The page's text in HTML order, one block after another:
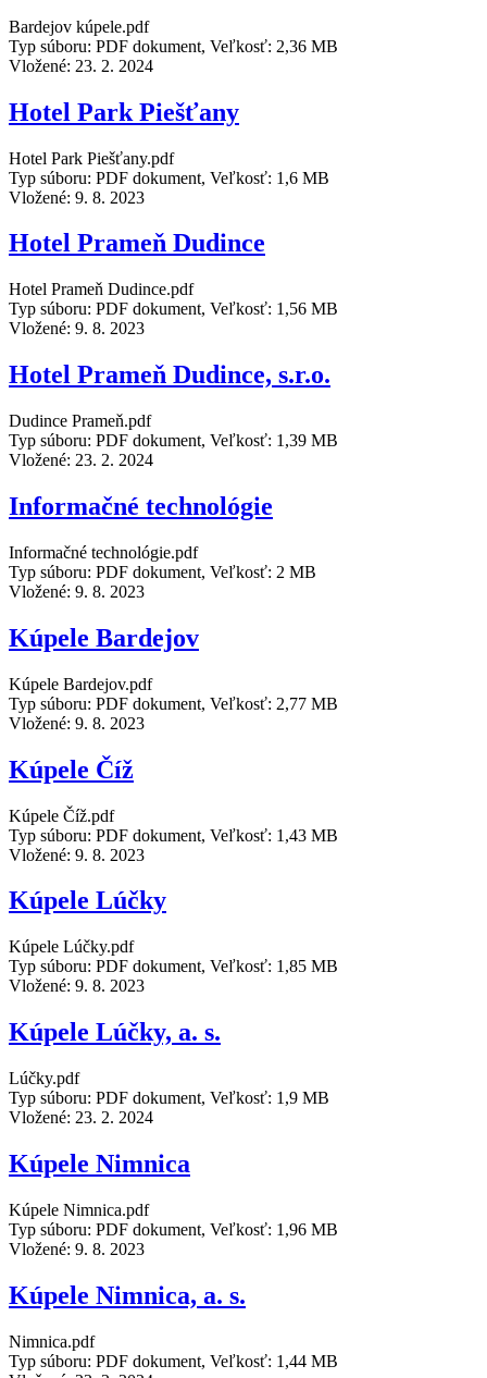
Bardejov kúpele.pdf
Typ súboru: PDF dokument, Veľkosť: 2,36 MB
Vložené: 23. 2. 2024
Hotel Park Piešťany
Hotel Park Piešťany.pdf
Typ súboru: PDF dokument, Veľkosť: 1,6 MB
Vložené: 9. 8. 2023
Hotel Prameň Dudince
Hotel Prameň Dudince.pdf
Typ súboru: PDF dokument, Veľkosť: 1,56 MB
Vložené: 9. 8. 2023
Hotel Prameň Dudince, s.r.o.
Dudince Prameň.pdf
Typ súboru: PDF dokument, Veľkosť: 1,39 MB
Vložené: 23. 2. 2024
Informačné technológie
Informačné technológie.pdf
Typ súboru: PDF dokument, Veľkosť: 2 MB
Vložené: 9. 8. 2023
Kúpele Bardejov
Kúpele Bardejov.pdf
Typ súboru: PDF dokument, Veľkosť: 2,77 MB
Vložené: 9. 8. 2023
Kúpele Číž
Kúpele Číž.pdf
Typ súboru: PDF dokument, Veľkosť: 1,43 MB
Vložené: 9. 8. 2023
Kúpele Lúčky
Kúpele Lúčky.pdf
Typ súboru: PDF dokument, Veľkosť: 1,85 MB
Vložené: 9. 8. 2023
Kúpele Lúčky, a. s.
Lúčky.pdf
Typ súboru: PDF dokument, Veľkosť: 1,9 MB
Vložené: 23. 2. 2024
Kúpele Nimnica
Kúpele Nimnica.pdf
Typ súboru: PDF dokument, Veľkosť: 1,96 MB
Vložené: 9. 8. 2023
Kúpele Nimnica, a. s.
Nimnica.pdf
Typ súboru: PDF dokument, Veľkosť: 1,44 MB